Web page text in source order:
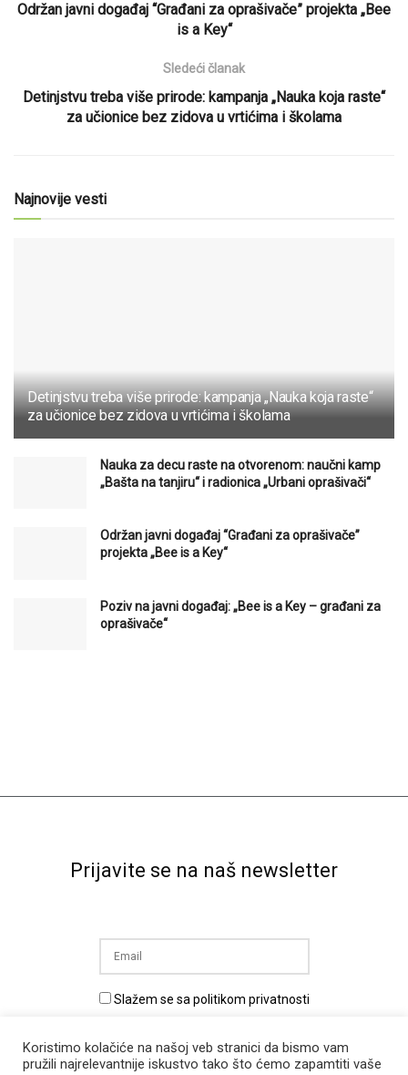
Održan javni događaj “Građani za oprašivače” projekta „Bee
is a Key“
Sledeći članak
Detinjstvu treba više prirode: kampanja „Nauka koja raste“
za učionice bez zidova u vrtićima i školama
Najnovije vesti
Detinjstvu treba više prirode: kampanja „Nauka koja raste“
za učionice bez zidova u vrtićima i školama
Nauka za decu raste na otvorenom: naučni kamp
„Bašta na tanjiru“ i radionica „Urbani oprašivači“
Održan javni događaj “Građani za oprašivače”
projekta „Bee is a Key“
Poziv na javni događaj: „Bee is a Key – građani za
oprašivače“
Prijavite se na naš newsletter
Slažem se sa politikom privatnosti
Prijava na newsletter
Koristimo kolačiće na našoj veb stranici da bismo vam
pružili najrelevantnije iskustvo tako što ćemo zapamtiti vaše